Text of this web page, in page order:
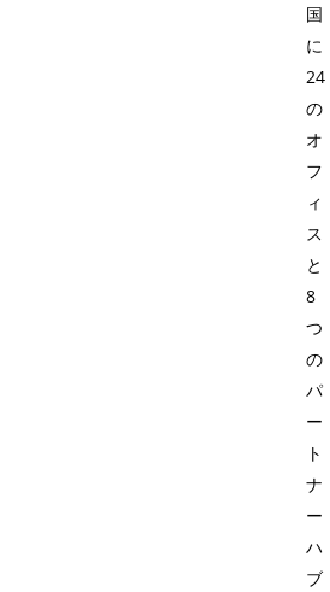
国
に
24
の
オ
フ
ィ
ス
と
8
つ
の
パ
ー
ト
ナ
ー
ハ
ブ